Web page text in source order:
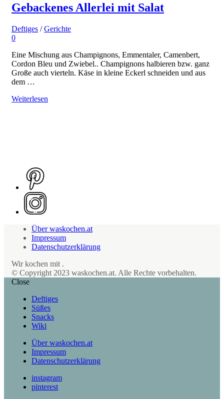
Gebackenes Allerlei mit Salat
Deftiges /Gerichte
0
Eine Mischung aus Champignons, Emmentaler, Camenbert,
Cordon Bleu und Zwiebel.. Champignons halbieren bzw. ganz
Große auch vierteln. Käse in kleine Eckerl schneiden und aus
dem …
Weiterlesen
Über waskochen.at
Impressum
Datenschutzerklärung
Wir kochen mit .
© Copyright 2023 waskochen.at. Alle Rechte vorbehalten.
Close
Deftiges
Süßes
Snacks
Wiki
Über waskochen.at
Impressum
Datenschutzerklärung
instagram
pinterest